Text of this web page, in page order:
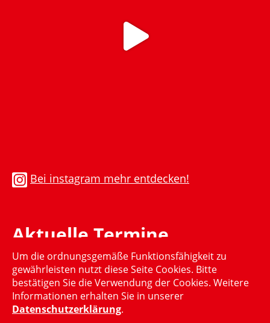
Bei instagram mehr entdecken!
Aktuelle Termine
Momentan gibt es keinen aktuellen Termin
Um die ordnungsgemäße Funktionsfähigkeit zu
gewährleisten nutzt diese Seite Cookies. Bitte
bestätigen Sie die Verwendung der Cookies. Weitere
Informationen erhalten Sie in unserer
Datenschutzerklärung.